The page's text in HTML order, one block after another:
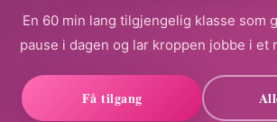
En 60 min lang tilgjengelig klasse som
pause i dagen og lar kroppen jobbe i et
Få tilgang